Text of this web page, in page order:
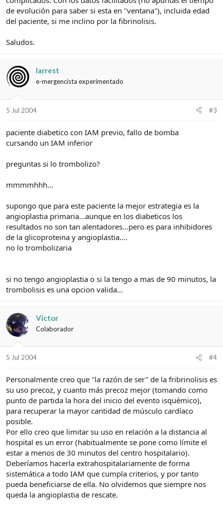
de evolución para saber si esta en "ventana"), incluida edad
del paciente, si me inclino por la fibrinolisis.
Saludos.
larrest
e-mergencista experimentado
5 Jul 2004 #3
paciente diabetico con IAM previo, fallo de bomba
cursando un IAM inferior
preguntas si lo trombolizo?
mmmmhhh...
supongo que para este paciente la mejor estrategia es la
angioplastia primaria...aunque en los diabeticos los
resultados no son tan alentadores...pero es para inhibidores
de la glicoproteina y angioplastia....
no lo trombolizaria
si no tengo angioplastia o si la tengo a mas de 90 minutos, la
trombolisis es una opcion valida...
Víctor
Colaborador
5 Jul 2004 #4
Personalmente creo que "la razón de ser" de la fribrinolisis es
su uso precoz, y cuanto más precoz mejor (tomando como
punto de partida la hora del inicio del evento isquémico),
para recuperar la mayor cantidad de músculo cardíaco
posible.
Por ello creo que limitar su uso en relación a la distancia al
hospital es un error (habitualmente se pone como límite el
estar a menos de 30 minutos del centro hospitalario).
Deberíamos hacerla extrahospitalariamente de forma
sistemática a todo IAM que cumpla criterios, y por tanto
pueda beneficiarse de ella. No olvidemos que siempre nos
queda la angioplastia de rescate.